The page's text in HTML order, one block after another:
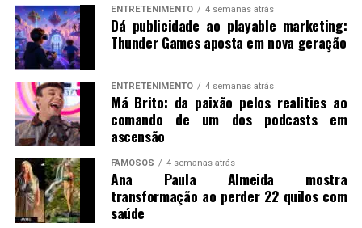
ENTRETENIMENTO 4 semanas atrás
Dá publicidade ao playable marketing:
Thunder Games aposta em nova geração
ENTRETENIMENTO 4 semanas atrás
Má Brito: da paixão pelos realities ao
comando de um dos podcasts em
ascensão
FAMOSOS 4 semanas atrás
Ana Paula Almeida mostra
transformação ao perder 22 quilos com
saúde